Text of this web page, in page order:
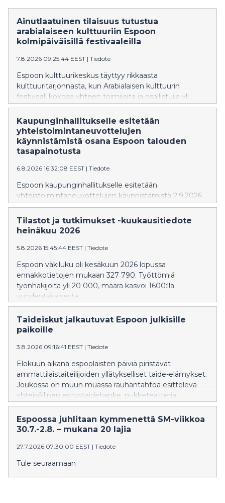
Ainutlaatuinen tilaisuus tutustua
arabialaiseen kulttuuriin Espoon
kolmipäiväisillä festivaaleilla
7.8.2026 09:25:44 EEST | Tiedote
Espoon kulttuurikeskus täyttyy rikkaasta
kulttuuritarjonnasta, kun Arabialaisen kulttuurin
festivaali kokoaa yhteen toimijoita ja osallistujia yli
kulttuurirajojen 20.–22. elokuuta 2026 Tapiolassa.
Ohjelmassa on musiikkia, tanssia, taidetta, kirjallisuutta,
työpajoja, lastenohjelmaa sekä eri maiden
kulttuuriperinteitä esitteleviä sisältöjä.
Kaupunginhallitukselle esitetään
yhteistoimintaneuvottelujen
käynnistämistä osana Espoon talouden
tasapainotusta
6.8.2026 16:32:08 EEST | Tiedote
Espoon kaupunginhallitukselle esitetään
yhteistoimintaneuvottelujen käynnistämistä 2.9.2026
alkaen. Neuvottelut koskisivat kaupungin koko
henkilöstöä, ja niiden tavoitteena on enintään 10
miljoonan euron vuosittainen säästö
kokouksessaan 10.8.2026.
Tilastot ja tutkimukset -kuukausitiedote
heinäkuu 2026
5.8.2026 15:45:44 EEST | Tiedote
Espoon väkiluku oli kesäkuun 2026 lopussa
ennakkotietojen mukaan 327 790. Työttömiä
työnhakijoita yli 20 000, määrä kasvoi 1600:lla
vuodentakaisesta.
Taideiskut jalkautuvat Espoon julkisille
paikoille
3.8.2026 09:16:41 EEST | Tiedote
Elokuun aikana espoolaisten päiviä piristävät
ammattilaistaiteilijoiden yllätykselliset taide-elämykset.
Joukossa on muun muassa rauhantahtoa esittelevä
yhteisöllinen esitystaidehanke, nukketeatteria,
tankotanssia ja musiikkiesityksiä.
Espoossa juhlitaan kymmenettä SM-viikkoa
30.7.-2.8. – mukana 20 lajia
27.7.2026 07:30:00 EEST | Tiedote
Tule seuraamaan